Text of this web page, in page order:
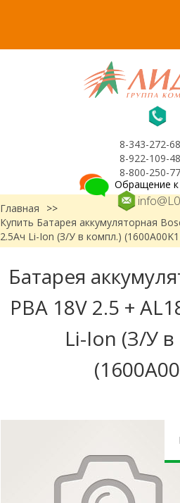
8-343-272-
8-922-109-
8-800-250-
Обращение к
Главная
>>
Купить Батарея аккумуляторная
2.5Ач Li-Ion (З/У в компл.)
Батарея
PBA 18V 2.5 +
Li-Ion (З/У